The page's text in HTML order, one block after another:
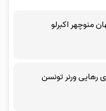
منوچهر اکبرلو
ورنر تونسن